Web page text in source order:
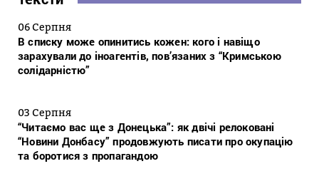
06 Серпня
В списку може опинитись кожен: кого і навіщо
зарахували до іноагентів, пов’язаних з “Кримською
солідарністю”
03 Серпня
“Читаємо вас ще з Донецька”: як двічі релоковані
“Новини Донбасу” продовжують писати про окупацію
та боротися з пропагандою